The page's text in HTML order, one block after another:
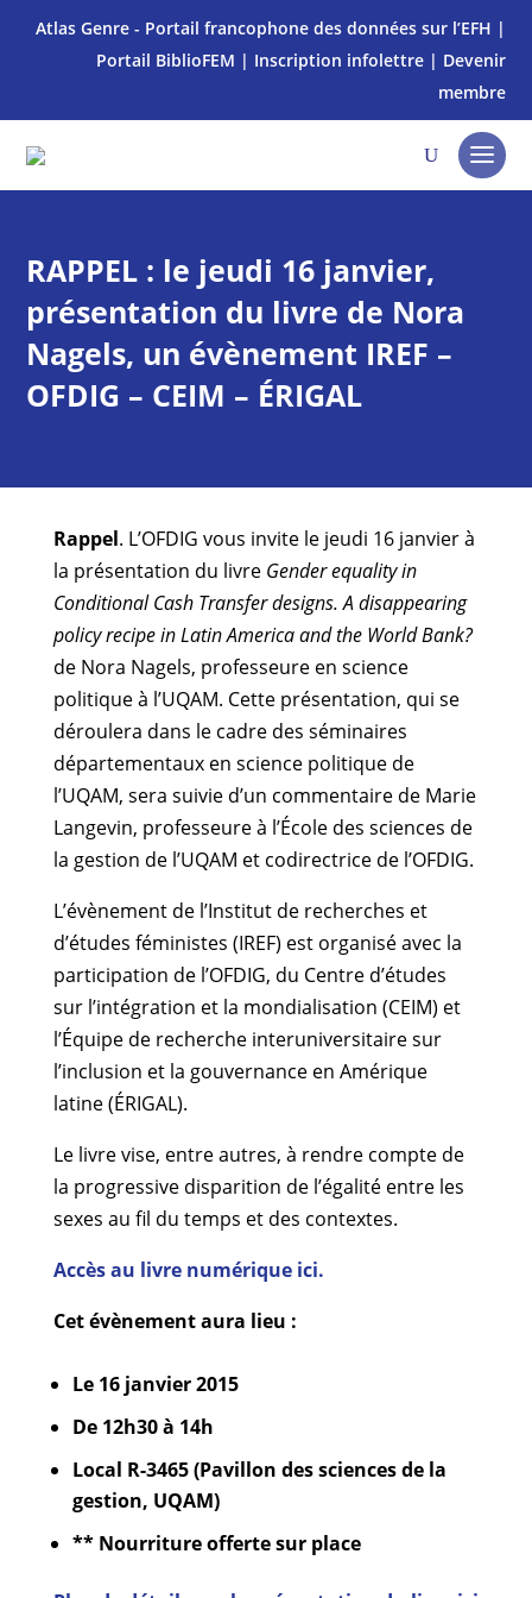
Atlas Genre - Portail francophone des données sur l’EFH |
Portail BiblioFEM | Inscription infolettre| Devenir
membre
RAPPEL : le jeudi 16 janvier,
présentation du livre de Nora
Nagels, un évènement IREF –
OFDIG – CEIM – ÉRIGAL
Rappel. L’OFDIG vous invite le jeudi 16 janvier à
la présentation du livre Gender equality in
Conditional Cash Transfer designs. A disappearing
policy recipe in Latin America and the World Bank?
de Nora Nagels, professeure en science
politique à l’UQAM. Cette présentation, qui se
déroulera dans le cadre des séminaires
départementaux en science politique de
l’UQAM, sera suivie d’un commentaire de Marie
Langevin, professeure à l’École des sciences de
la gestion de l’UQAM et codirectrice de l’OFDIG.
L’évènement de l’Institut de recherches et
d’études féministes (IREF) est organisé avec la
participation de l’OFDIG, du Centre d’études
sur l’intégration et la mondialisation (CEIM) et
l’Équipe de recherche interuniversitaire sur
l’inclusion et la gouvernance en Amérique
latine (ÉRIGAL).
Le livre vise, entre autres, à rendre compte de
la progressive disparition de l’égalité entre les
sexes au fil du temps et des contextes.
Accès au livre numérique ici.
Cet évènement aura lieu :
Le 16 janvier 2015
De 12h30 à 14h
Local R-3465 (Pavillon des sciences de la
gestion, UQAM)
** Nourriture offerte sur place